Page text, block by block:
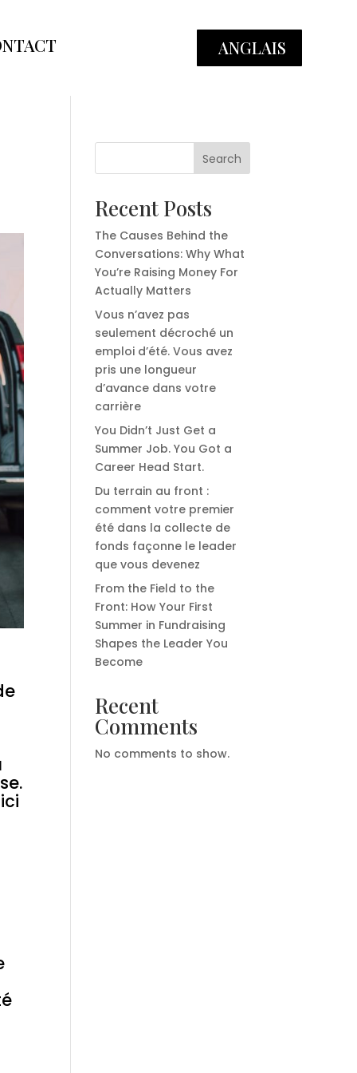
ANGLAIS
Search
Recent Posts
The Causes Behind the
Conversations: Why What
You’re Raising Money For
Actually Matters
Vous n’avez pas
seulement décroché un
emploi d’été. Vous avez
pris une longueur
d’avance dans votre
carrière
You Didn’t Just Get a
Summer Job. You Got a
Career Head Start.
Du terrain au front :
comment votre premier
été dans la collecte de
fonds façonne le leader
que vous devenez
From the Field to the
Front: How Your First
Summer in Fundraising
Shapes the Leader You
Become
Recent
Comments
No comments to show.